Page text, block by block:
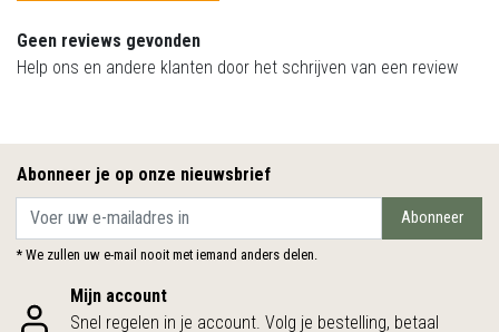
Geen reviews gevonden
Help ons en andere klanten door het schrijven van een review
Abonneer je op onze nieuwsbrief
Abonneer
* We zullen uw e-mail nooit met iemand anders delen.
Mijn account
Snel regelen in je account. Volg je bestelling, betaal